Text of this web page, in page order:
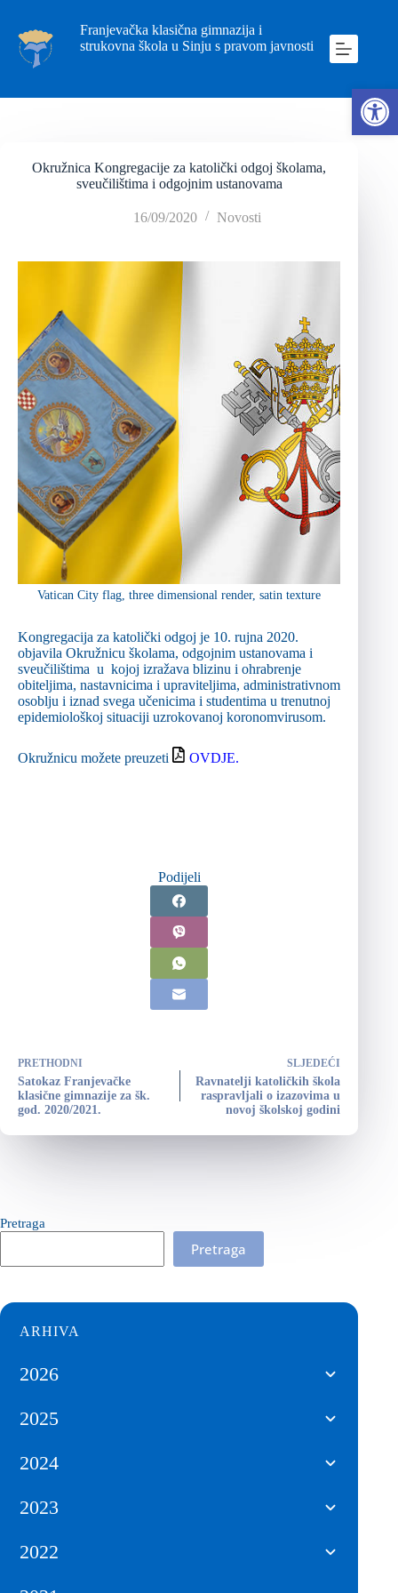
Franjevačka klasična gimnazija i
strukovna škola u Sinju s pravom javnosti
Okružnica Kongregacije za katolički odgoj školama,
sveučilištima i odgojnim ustanovama
16/09/2020 Novosti
Vatican City flag, three dimensional render, satin texture
Kongregacija za katolički odgoj je 10. rujna 2020.
objavila Okružnicu školama, odgojnim ustanovama i
sveučilištima u kojoj izražava blizinu i ohrabrenje
obiteljima, nastavnicima i upraviteljima, administrativnom
osoblju i iznad svega učenicima i studentima u trenutnoj
epidemiološkoj situaciji uzrokovanoj koronomvirusom.
Okružnicu možete preuzeti OVDJE.
Podijeli
PRETHODNI
Satokaz Franjevačke
klasične gimnazije za šk.
god. 2020/2021.
SLJEDEĆI
Ravnatelji katoličkih škola
raspravljali o izazovima u
novoj školskoj godini
Pretraga
Pretraga
ARHIVA
2026
2025
2024
2023
2022